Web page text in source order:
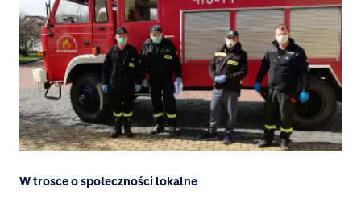
W trosce o społeczności lokalne